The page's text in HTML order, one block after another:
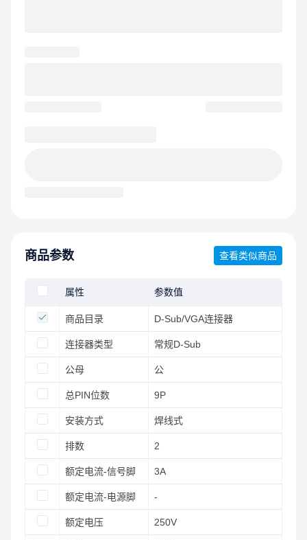
商品参数 查看类似商品
属性 参数值
商品目录 D-Sub/VGA连接器
连接器类型 常规D-Sub
公母 公
总PIN位数 9P
安装方式 焊线式
排数 2
额定电流-信号脚 3A
额定电流-电源脚 -
额定电压 250V